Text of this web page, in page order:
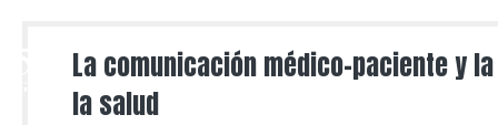
La comunicación médico-paciente y
la salud